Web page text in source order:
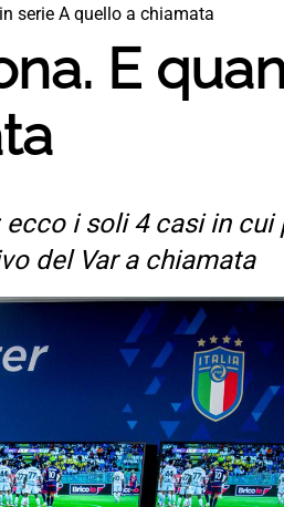
serie A quello a chiamata
E
i soli 4 casi in
del Var a chiamata